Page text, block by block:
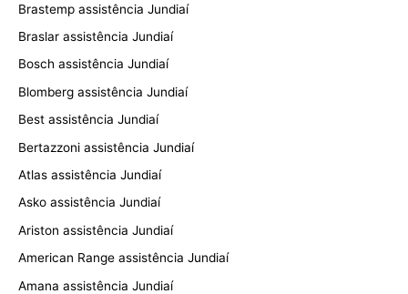
Brastemp assistência Jundiaí
Braslar assistência Jundiaí
Bosch assistência Jundiaí
Blomberg assistência Jundiaí
Best assistência Jundiaí
Bertazzoni assistência Jundiaí
Atlas assistência Jundiaí
Asko assistência Jundiaí
Ariston assistência Jundiaí
American Range assistência Jundiaí
Amana assistência Jundiaí